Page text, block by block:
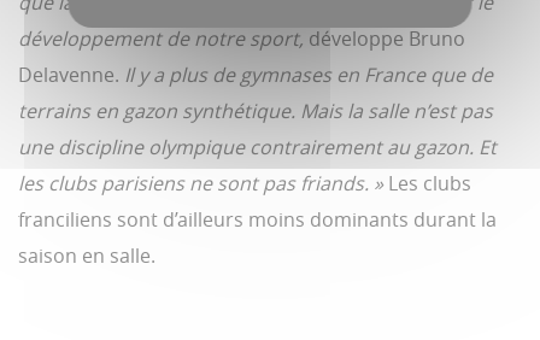
développement de notre sport, développe Bruno
Delavenne. Il y a plus de gymnases en France que de
terrains en gazon synthétique. Mais la salle n’est pas
une discipline olympique contrairement au gazon. Et
les clubs parisiens ne sont pas friands. »Les clubs
franciliens sont d’ailleurs moins dominants durant la
saison en salle.